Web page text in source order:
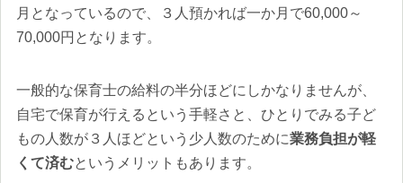
月となっているので、３人預かれば一か月で60,000～
70,000円となります。
一般的な保育士の給料の半分ほどにしかなりませんが、
自宅で保育が行えるという手軽さと、ひとりでみる子ど
もの人数が３人ほどという少人数のために業務負担が軽
くて済むというメリットもあります。